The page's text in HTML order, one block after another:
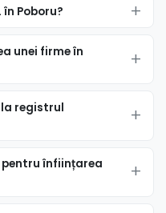
Poboru?
unei firme în
la registrul
pentru înființarea